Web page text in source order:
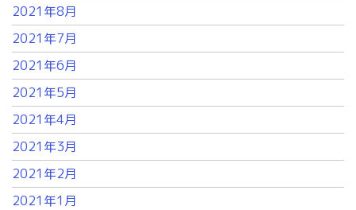
2021年8月
2021年7月
2021年6月
2021年5月
2021年4月
2021年3月
2021年2月
2021年1月